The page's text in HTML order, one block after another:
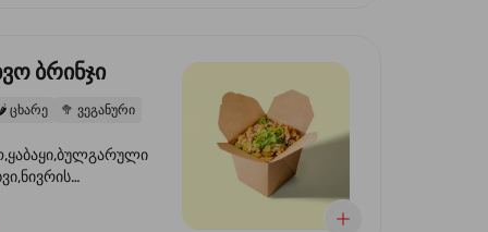
ბრინჯი
🌶️ ცხარე 🥦 ვეგანური
ხახვი,სეზამის